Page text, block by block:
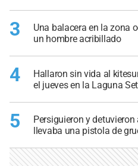
3
Una balacera en la zona
un hombre acribillado
4
Hallaron sin vida al
el jueves en la Laguna
5
Persiguieron y
llevaba una pistola de